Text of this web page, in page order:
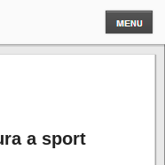
a sport